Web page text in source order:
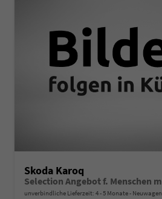
Skoda Karoq
unverbindliche Lieferzeit: 4 - 5 Monate Neuwagen